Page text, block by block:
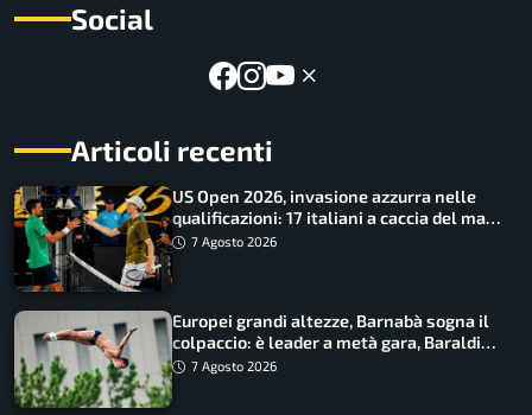
Social
Articoli recenti
US Open 2026, invasione azzurra nelle
qualificazioni: 17 italiani a caccia del main
draw7 Agosto 2026
Europei grandi altezze, Barnabà sogna il
colpaccio: è leader a metà gara, Baraldi
ancora in corsa
7 Agosto 2026